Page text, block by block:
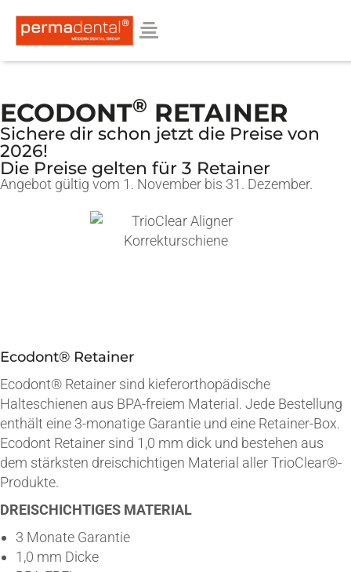
ECODONT® RETAINER
Sichere dir schon jetzt die Preise von
2026!
Die Preise gelten für 3 Retainer
Angebot gültig vom 1. November bis 31. Dezember.
Ecodont® Retainer
Ecodont® Retainer sind kieferorthopädische
Halteschienen aus BPA-freiem Material. Jede Bestellung
enthält eine 3-monatige Garantie und eine Retainer-Box.
Ecodont Retainer sind 1,0 mm dick und bestehen aus
dem stärksten dreischichtigen Material aller TrioClear®-
Produkte.
DREISCHICHTIGES MATERIAL
3 Monate Garantie
1,0 mm Dicke